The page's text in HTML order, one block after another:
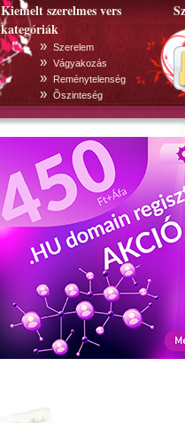
Kiemelt szerelmes vers
kategóriák
» Szerelem
» Vágyakozás
» Reménytelenség
» Õszinteség